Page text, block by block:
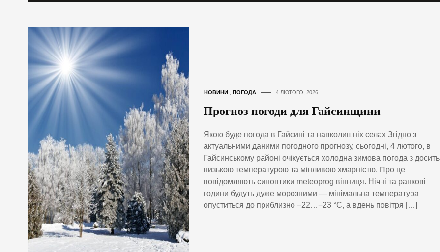
НОВИНИ ПОГОДА 4 ЛЮТОГО, 2026
Прогноз погоди для Гайсинщини
Якою буде погода в Гайсині та навколишніх селах Згідно з
актуальними даними погодного прогнозу, сьогодні, 4 лютого, в
Гайсинському районі очікується холодна зимова погода з досить
низькою температурою та мінливою хмарністю. Про це
повідомляють синоптики meteoprog вінниця. Нічні та ранкові
години будуть дуже морозними — мінімальна температура
опуститься до приблизно −22…−23 °C, а вдень повітря […]